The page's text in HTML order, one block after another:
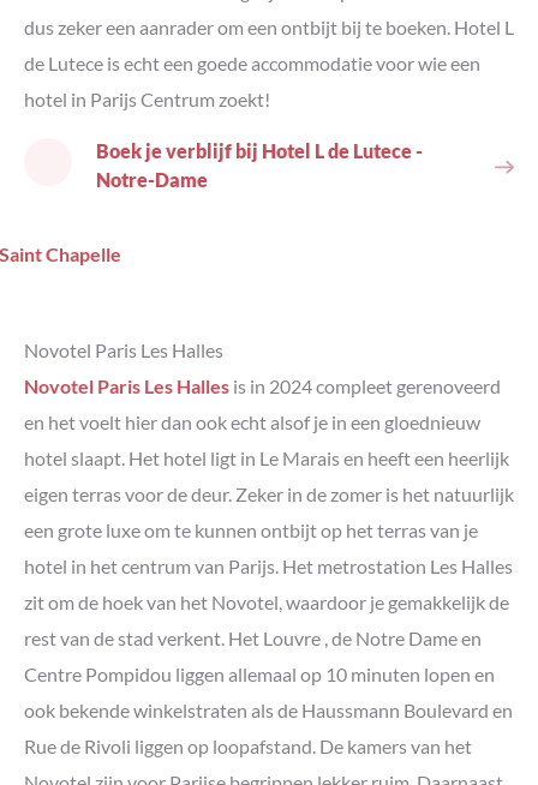
dus zeker een aanrader om een ontbijt bij te boeken. Hotel L
de Lutece is echt een goede accommodatie voor wie een
hotel in Parijs Centrum zoekt!
Boek je verblijf bij Hotel L de Lutece -
Notre-Dame
Novotel Paris Les Halles
Novotel Paris Les Halles is in 2024 compleet gerenoveerd
en het voelt hier dan ook echt alsof je in een gloednieuw
hotel slaapt. Het hotel ligt in Le Marais en heeft een heerlijk
eigen terras voor de deur. Zeker in de zomer is het natuurlijk
een grote luxe om te kunnen ontbijt op het terras van je
hotel in het centrum van Parijs. Het metrostation Les Halles
zit om de hoek van het Novotel, waardoor je gemakkelijk de
rest van de stad verkent. Het Louvre , de Notre Dame en
Centre Pompidou liggen allemaal op 10 minuten lopen en
ook bekende winkelstraten als de Haussmann Boulevard en
Rue de Rivoli liggen op loopafstand. De kamers van het